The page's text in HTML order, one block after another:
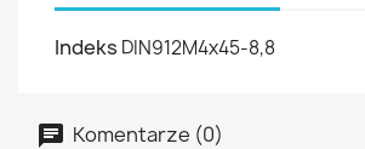
Indeks DIN912M4x45-8,8
Komentarze (0)